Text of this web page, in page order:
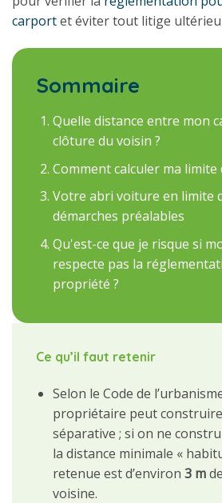
carportet éviter tout litige
Sommaire
Quelle distance entre mon
clôture du voisin ?
Comment calculer ma
Votre abri voiture en limite
démarches préalables
Qu'est-ce que je risque si
respecte pas la
propriété ?
Ce qu’il faut retenir
Selon le Code de
propriétaire peut construire
séparative ; si on ne
la distance minimale «
retenue est d’environ 3 m
voisine.